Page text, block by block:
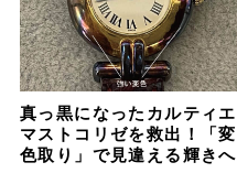
真っ黒になったカルティエ
マストコリゼを救出！「変
色取り」で見違える輝きへ